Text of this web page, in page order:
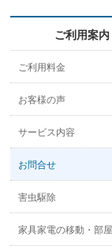
ご利用案内
ご利用料金
お客様の声
サービス内容
お問合せ
害虫駆除
家具家電の移動・部